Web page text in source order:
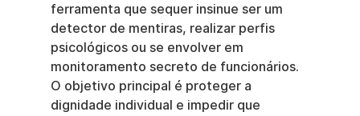
ferramenta que sequer insinue ser um
detector de mentiras, realizar perfis
psicológicos ou se envolver em
monitoramento secreto de funcionários.
O objetivo principal é proteger a
dignidade individual e impedir que